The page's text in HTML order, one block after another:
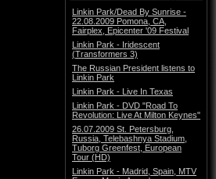
Linkin Park/Dead By Sunrise -
22.08.2009 Pomona, CA,
Fairplex, Epicenter '09 Festival
Linkin Park - Iridescent
(Transformers 3)
The Russian President listens to
Linkin Park
Linkin Park - Live In Texas
Linkin Park - DVD "Road To
Revolution: Live At Milton Keynes"
26.07.2009 St. Petersburg,
Russia, Telebashnya Stadium,
Tuborg Greenfest, European
Tour (HD)
Linkin Park - Madrid, Spain, MTV